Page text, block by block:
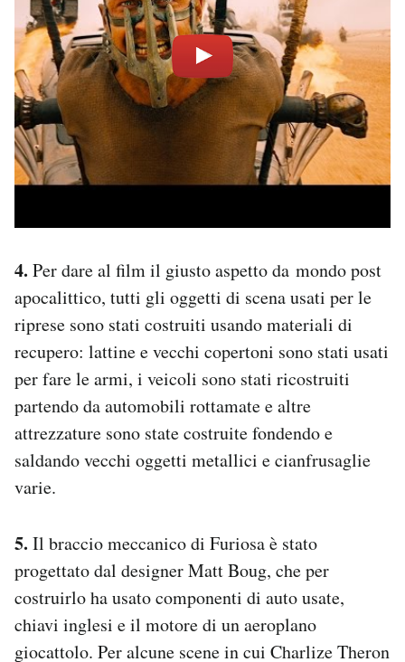
4. Per dare al film il giusto aspetto da mondo post
apocalittico, tutti gli oggetti di scena usati per le
riprese sono stati costruiti usando materiali di
recupero: lattine e vecchi copertoni sono stati usati
per fare le armi, i veicoli sono stati ricostruiti
partendo da automobili rottamate e altre
attrezzature sono state costruite fondendo e
saldando vecchi oggetti metallici e cianfrusaglie
varie.
5. Il braccio meccanico di Furiosa è stato
progettato dal designer Matt Boug, che per
costruirlo ha usato componenti di auto usate,
chiavi inglesi e il motore di un aeroplano
giocattolo. Per alcune scene in cui Charlize Theron